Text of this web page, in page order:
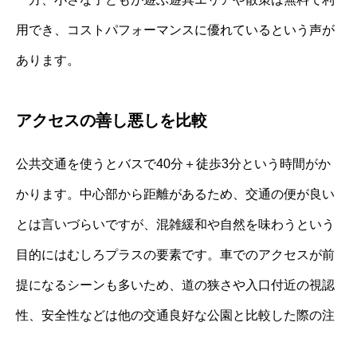
用でき、コストパフォーマンスに優れているという声が
あります。
アクセスの善し悪しを比較
公共交通を使うとバスで40分＋徒歩3分という時間がか
かります。中心部から距離があるため、交通の便が良い
とは言いづらいですが、混雑緩和や自然を味わうという
目的にはむしろプラスの要素です。車でのアクセスが前
提になるシーンも多いため、道の狭さや入口付近の視認
性、安全性などは他の交通良好な公園と比較した際の注